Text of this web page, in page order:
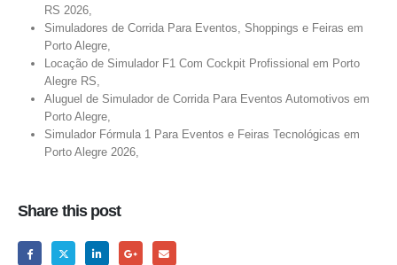
RS 2026,
Simuladores de Corrida Para Eventos, Shoppings e Feiras em
Porto Alegre,
Locação de Simulador F1 Com Cockpit Profissional em Porto
Alegre RS,
Aluguel de Simulador de Corrida Para Eventos Automotivos em
Porto Alegre,
Simulador Fórmula 1 Para Eventos e Feiras Tecnológicas em
Porto Alegre 2026,
Share this post